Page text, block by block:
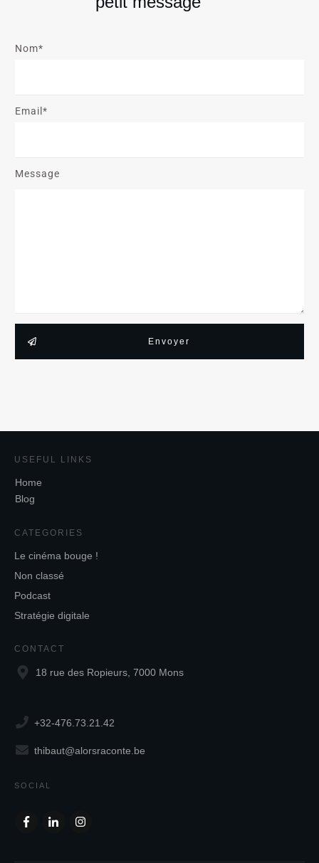
Nom*
Email*
Message
Envoyer
USEFUL LINKS
Home
Blog
CATEGORIES
Le cinéma bouge !
Non classé
Podcast
Stratégie digitale
CONTACT
18 rue des Ropieurs, 7000 Mons
+32-476.73.21.42
thibaut@alorsraconte.be
SOCIAL